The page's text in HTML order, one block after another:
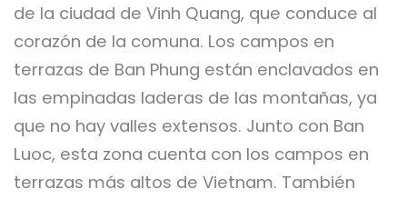
de la ciudad de Vinh Quang, que conduce al
corazón de la comuna. Los campos en
terrazas de Ban Phung están enclavados en
las empinadas laderas de las montañas, ya
que no hay valles extensos. Junto con Ban
Luoc, esta zona cuenta con los campos en
terrazas más altos de Vietnam. También